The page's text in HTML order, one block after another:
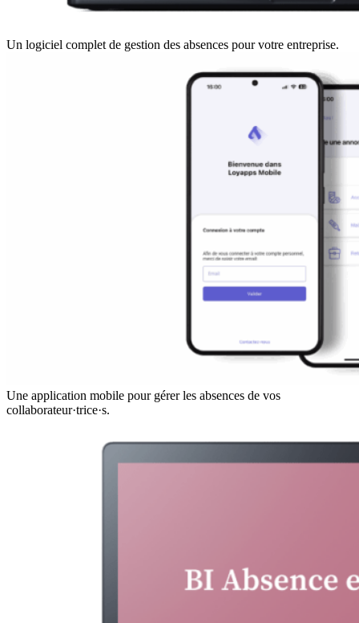
Un logiciel complet de gestion des absences pour votre entreprise.
Une application mobile pour gérer les absences de vos
collaborateur·trice·s.